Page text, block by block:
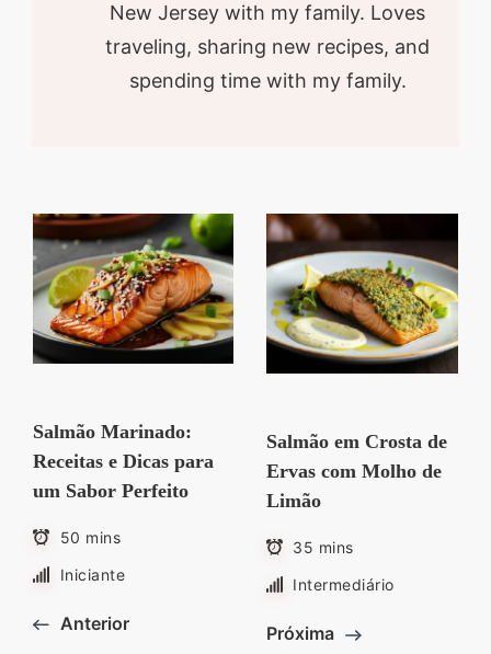
New Jersey with my family. Loves
traveling, sharing new recipes, and
spending time with my family.
Salmão Marinado:
Receitas e Dicas para
um Sabor Perfeito
50 mins
Iniciante
Anterior
Salmão em Crosta de
Ervas com Molho de
Limão
35 mins
Intermediário
Próxima